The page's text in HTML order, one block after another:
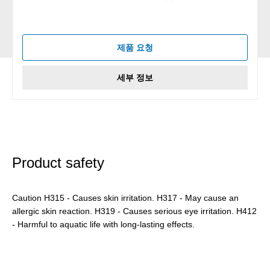
제품 요청
세부 정보
Product safety
Caution H315 - Causes skin irritation. H317 - May cause an
allergic skin reaction. H319 - Causes serious eye irritation. H412
- Harmful to aquatic life with long-lasting effects.